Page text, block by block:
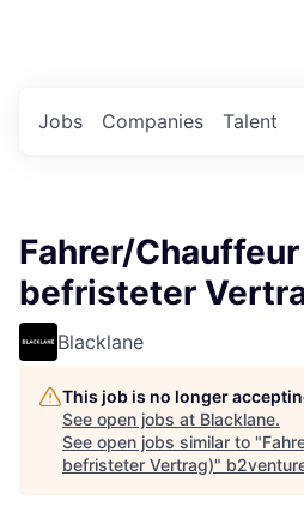
Jobs Companies Talent
Fahrer/
befristeter
Blacklane
This job is no longer
See open jobs at Blacklane.
See open jobs similar to "
befristeter Vertrag)"